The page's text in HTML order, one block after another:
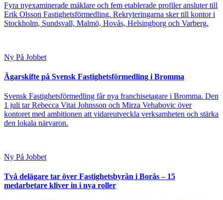
Fyra nyexaminerade mäklare och fem etablerade profiler ansluter till
Erik Olsson Fastighetsförmedling. Rekryteringarna sker till kontor i
Stockholm, Sundsvall, Malmö, Hovås, Helsingborg och Varberg.
Ny På Jobbet
Ägarskifte på Svensk Fastighetsförmedling i Bromma
Svensk Fastighetsförmedling får nya franchisetagare i Bromma. Den
1 juli tar Rebecca Vitai Johnsson och Mirza Vehabovic över
kontoret med ambitionen att vidareutveckla verksamheten och stärka
den lokala närvaron.
Ny På Jobbet
Två delägare tar över Fastighetsbyrån i Borås – 15
medarbetare kliver in i nya roller